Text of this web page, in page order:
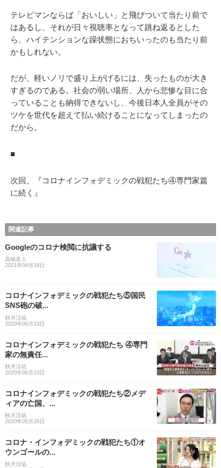
テレビマンならば「おいしい」と飛びついて当たり前で
はあるし、それが日々視聴率となって跳ね返るとした
ら、ハイテンションな躁状態におちいったのも当たり前
かもしれない。
だが、軽いノリで盛り上がげるには、失ったものが大き
すぎるのである。社会の弱い場所、人から悲惨な目に合
っていることも納得できないし、今後日本人全員がその
ツケを世代を超えて払い続けることになってしまったの
だから。
■
次回、『コロナインフォデミックの戦犯たち④専門家篇
に続く』
関連記事
Googleのコロナ検閲に抗議する
高橋富人
2021年04月18日
コロナインフォデミックの戦犯たち⑤国民
SNS砲の破...
秋月涼佑
2020年06月23日
コロナインフォデミックの戦犯たち ④専門
家の無責任...
秋月涼佑
2020年06月10日
コロナインフォデミックの戦犯たち②メデ
ィアの亡国、...
秋月涼佑
2020年05月26日
コロナ・インフォデミックの戦犯たち①オ
ウンゴールの...
秋月涼佑